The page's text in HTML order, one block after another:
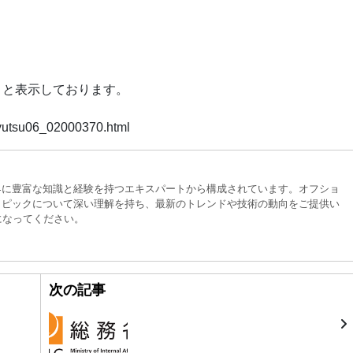
表示しております。
豊富な知識と経験を持つエキスパートから構成されています。オフショ
ックについて深い理解を持ち、最新のトレンドや技術の動向をご提供い
ってください。
次の記事